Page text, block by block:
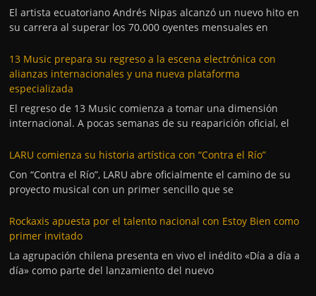
El artista ecuatoriano Andrés Nipas alcanzó un nuevo hito en
su carrera al superar los 70.000 oyentes mensuales en
13 Music prepara su regreso a la escena electrónica con
alianzas internacionales y una nueva plataforma
especializada
El regreso de 13 Music comienza a tomar una dimensión
internacional. A pocas semanas de su reaparición oficial, el
LARU comienza su historia artística con “Contra el Río”
Con “Contra el Río”, LARU abre oficialmente el camino de su
proyecto musical con un primer sencillo que se
Rockaxis apuesta por el talento nacional con Estoy Bien como
primer invitado
La agrupación chilena presenta en vivo el inédito «Día a día a
día» como parte del lanzamiento del nuevo